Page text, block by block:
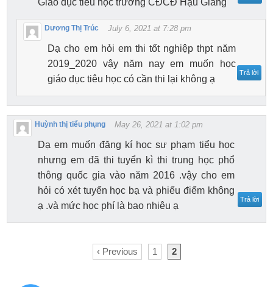
Giáo dục tiểu học trường CĐCĐ Hậu Giang
Dương Thị Trúc July 6, 2021 at 7:28 pm
Dạ cho em hỏi em thi tốt nghiệp thpt năm
2019_2020 vậy năm nay em muốn học
giáo dục tiêu học có cần thi lại không ạ
Trả lời
Huỳnh thị tiểu phụng May 26, 2021 at 1:02 pm
Dạ em muốn đăng kí học sư phạm tiểu học
nhưng em đã thi tuyển kì thi trung học phổ
thông quốc gia vào năm 2016 .vậy cho em
hỏi có xét tuyển học bạ và phiếu điểm không
ạ .và mức học phí là bao nhiêu ạ
Trả lời
‹ Previous 1 2